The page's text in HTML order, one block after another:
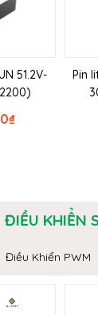
51.2V-
₫
Pin
ĐIỀU KHIỂN
Điều Khiển PWM